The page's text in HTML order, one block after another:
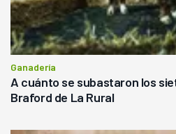
Ganadería
A cuánto se subastaron los
Braford de La Rural